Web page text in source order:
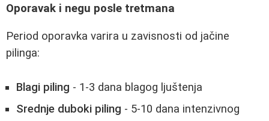
Oporavak i negu posle tretmana
Period oporavka varira u zavisnosti od jačine
pilinga:
Blagi piling - 1-3 dana blagog ljuštenja
Srednje duboki piling - 5-10 dana intenzivnog